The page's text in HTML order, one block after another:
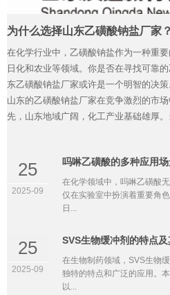
为什么选择山东乙磺酸钠盐厂家？
在化学行业中，乙磺酸钠盐作为一种重
日化和农业等领域。你是否在寻找可靠
东乙磺酸钠盐厂家或许是一个明智的决
山东的乙磺酸钠盐厂家在竞争激烈的市
先，山东地域广阔，化工产业基础雄厚。
25
2025-09
吗啉乙磺酸的多种应用
在化学领域中，吗啉乙磺酸
仅在实验室中扮演着重要角
日...
25
2025-09
SVS生物缓冲剂的特点
在生物制药领域，SVS生物
独特的特点和广泛的应用。
以...